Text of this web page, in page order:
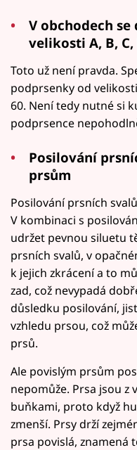
V obchodech
velikosti A, B,
Toto už není pravda.
podprsenky od
60. Není tedy nutné si
podprsence
Posilování
prsům
Posilování prsních
V kombinaci s
udržet pevnou siluetu
prsních svalů, v
k jejich zkrácení a to
zad, což nevypadá
důsledku posilování,
vzhledu prsou, což
prsů.
Ale povislým prsům
nepomůže. Prsa jsou z
buňkami, proto když
zmenší. Prsy drží
prsa povislá, znamená